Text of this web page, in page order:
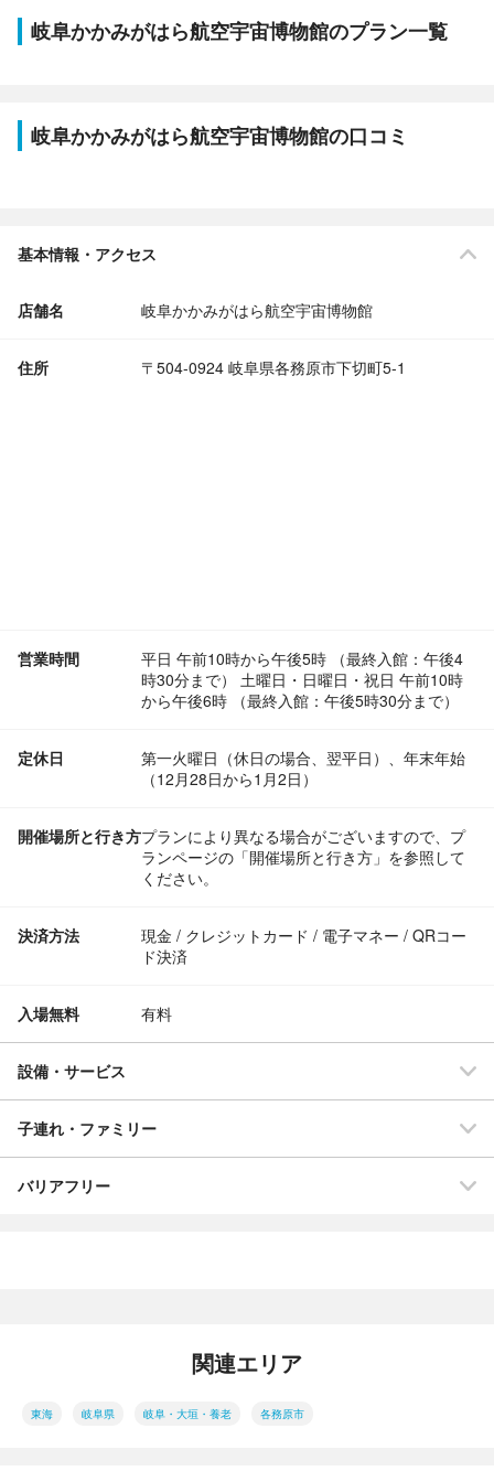
岐阜かかみがはら航空宇宙博物館のプラン一覧
岐阜かかみがはら航空宇宙博物館の口コミ
基本情報・アクセス
店舗名 岐阜かかみがはら航空宇宙博物館
住所 〒504-0924 岐阜県各務原市下切町5-1
営業時間
平日 午前10時から午後5時 （最終入館：午後4
時30分まで） 土曜日・日曜日・祝日 午前10時
から午後6時 （最終入館：午後5時30分まで）
定休日
第一火曜日（休日の場合、翌平日）、年末年始
（12月28日から1月2日）
開催場所と行き方プランにより異なる場合がございますので、プ
ランページの「開催場所と行き方」を参照して
ください。
決済方法
現金 / クレジットカード / 電子マネー / QRコー
ド決済
入場無料 有料
設備・サービス
子連れ・ファミリー
バリアフリー
関連エリア
東海 岐阜県 岐阜・大垣・養老 各務原市